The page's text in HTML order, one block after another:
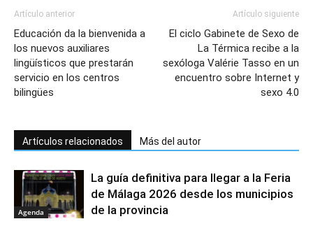
Artículo anterior
Educación da la bienvenida a
los nuevos auxiliares
lingüísticos que prestarán
servicio en los centros
bilingües
Artículo siguiente
El ciclo Gabinete de Sexo de
La Térmica recibe a la
sexóloga Valérie Tasso en un
encuentro sobre Internet y
sexo 4.0
Artículos relacionados Más del autor
Agenda
La guía definitiva para llegar a la Feria
de Málaga 2026 desde los municipios
de la provincia